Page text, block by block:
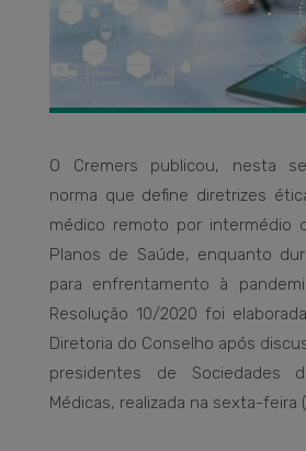
O Cremers publicou, nesta
norma que define diretrizes
médico remoto por intermédio
Planos de Saúde, enquanto
para enfrentamento à
Resolução 10/2020 foi
Diretoria do Conselho após
presidentes de Sociedades
Médicas, realizada na sexta-feira